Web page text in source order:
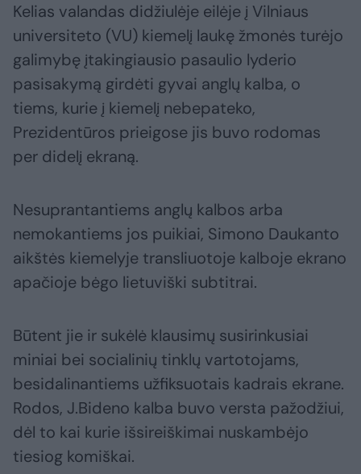
Kelias valandas didžiulėje eilėje į Vilniaus
universiteto (VU) kiemelį laukę žmonės turėjo
galimybę įtakingiausio pasaulio lyderio
pasisakymą girdėti gyvai anglų kalba, o
tiems, kurie į kiemelį nebepateko,
Prezidentūros prieigose jis buvo rodomas
per didelį ekraną.
Nesuprantantiems anglų kalbos arba
nemokantiems jos puikiai, Simono Daukanto
aikštės kiemelyje transliuotoje kalboje ekrano
apačioje bėgo lietuviški subtitrai.
Būtent jie ir sukėlė klausimų susirinkusiai
miniai bei socialinių tinklų vartotojams,
besidalinantiems užfiksuotais kadrais ekrane.
Rodos, J.Bideno kalba buvo versta pažodžiui,
dėl to kai kurie išsireiškimai nuskambėjo
tiesiog komiškai.